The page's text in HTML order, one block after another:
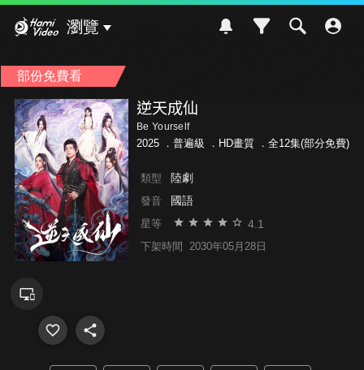
瀏覽
部份免費看
逆天成仙
Be Yourself
2025 ． 普遍級 ．HD畫質 ．全12集(部分免費)
類型 陸劇
發音 國語
星等 4.1
下架時間 2030年05月28日